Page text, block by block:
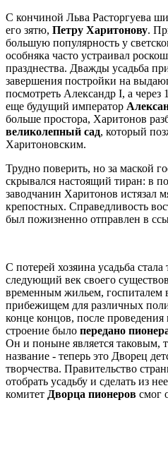
С кончиной Льва Расторгуева
его зятю, Петру Харитонову.
большую популярность у
особняка часто устраивал
празднества. Дважды усадьба
завершения постройки на
посмотреть Александр I, а через
еще будущий император
больше простора, Харитонов
великолепный сад, который
Харитоновским.
Трудно поверить, но за маской
скрывался настоящий тиран: в
заводчанин Харитонов истязал
крепостных. Справедливость
был пожизненно отправлен в
С потерей хозяина усадьба
следующий век своего
временным жильем, госпиталем
прибежищем для различных
конце концов, после проведения
строение было передано
Он и поныне является таковым,
название - теперь это Дворец
творчества. Правительство
отобрать усадьбу и сделать из
комитет Дворца пионеров смог